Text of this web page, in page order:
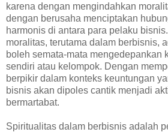
karena dengan mengindahkan
dengan berusaha menciptakan
harmonis di antara para pelaku
moralitas, terutama dalam berbisnis,
boleh semata-mata mengedepankan
sendiri atau kelompok. Dengan
berpikir dalam konteks keuntungan
bisnis akan dipoles cantik menjadi
bermartabat.
Spiritualitas dalam berbisnis adalah